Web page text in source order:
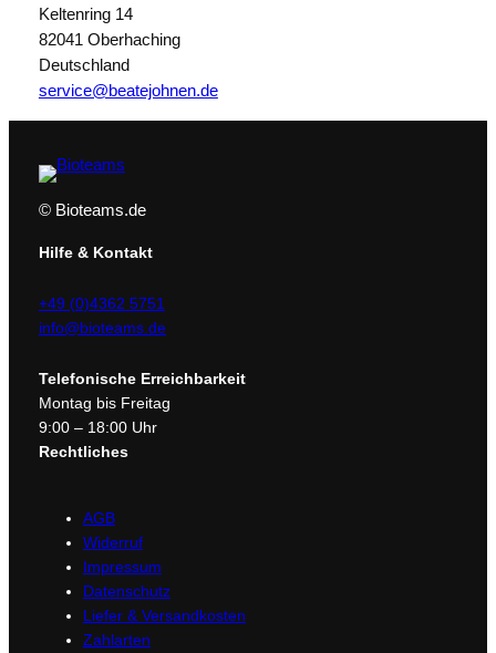
Keltenring 14
82041 Oberhaching
Deutschland
service@beatejohnen.de
© Bioteams.de
Hilfe & Kontakt
+49 (0)4362 5751
info@bioteams.de
Telefonische Erreichbarkeit
Montag bis Freitag
9:00 – 18:00 Uhr
Rechtliches
AGB
Widerruf
Impressum
Datenschutz
Liefer & Versandkosten
Zahlarten